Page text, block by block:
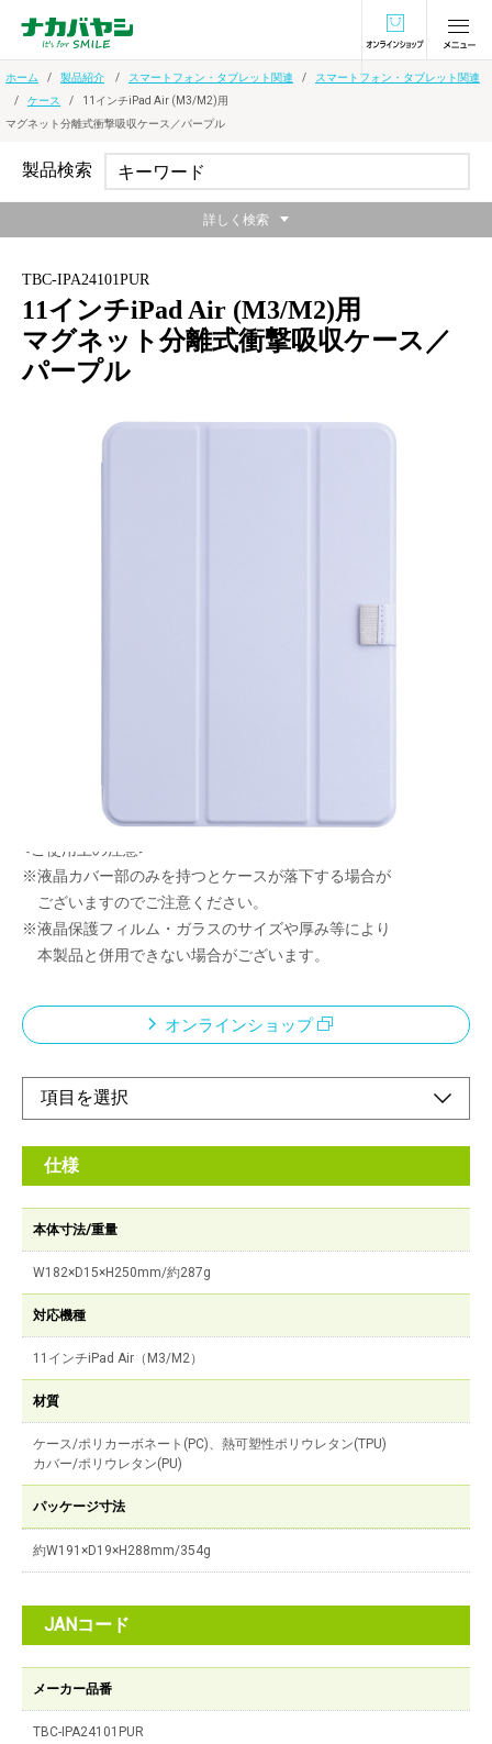
オンラインショ
ホーム 製品紹介 スマートフォン・タブレット関連
スマートフォン・タブレット関連
ケース
11インチiPad Air (M3/M2)用
マグネット分離式衝撃吸収ケース／パープル
TBC-IPA24101PUR
11インチiPad Air (M3/M2)用
マグネット分離式衝撃吸収ケース／
パープル
・Apple Pencilが挿せるペンホルダー付き。
<ご使用上の注意>
※液晶カバー部のみを持つとケースが落下する場合が
ございますのでご注意ください。
※液晶保護フィルム・ガラスのサイズや厚み等により
本製品と併用できない場合がございます。
オンラインショップ
仕様
本体寸法/重量
W182×D15×H250mm/約287g
対応機種
11インチiPad Air（M3/M2）
材質
ケース/ポリカーボネート(PC)、熱可塑性ポリウレタン(TPU)
カバー/ポリウレタン(PU)
パッケージ寸法
約W191×D19×H288mm/354g
JANコード
メーカー品番
TBC-IPA24101PUR
製品検索
詳しく検索